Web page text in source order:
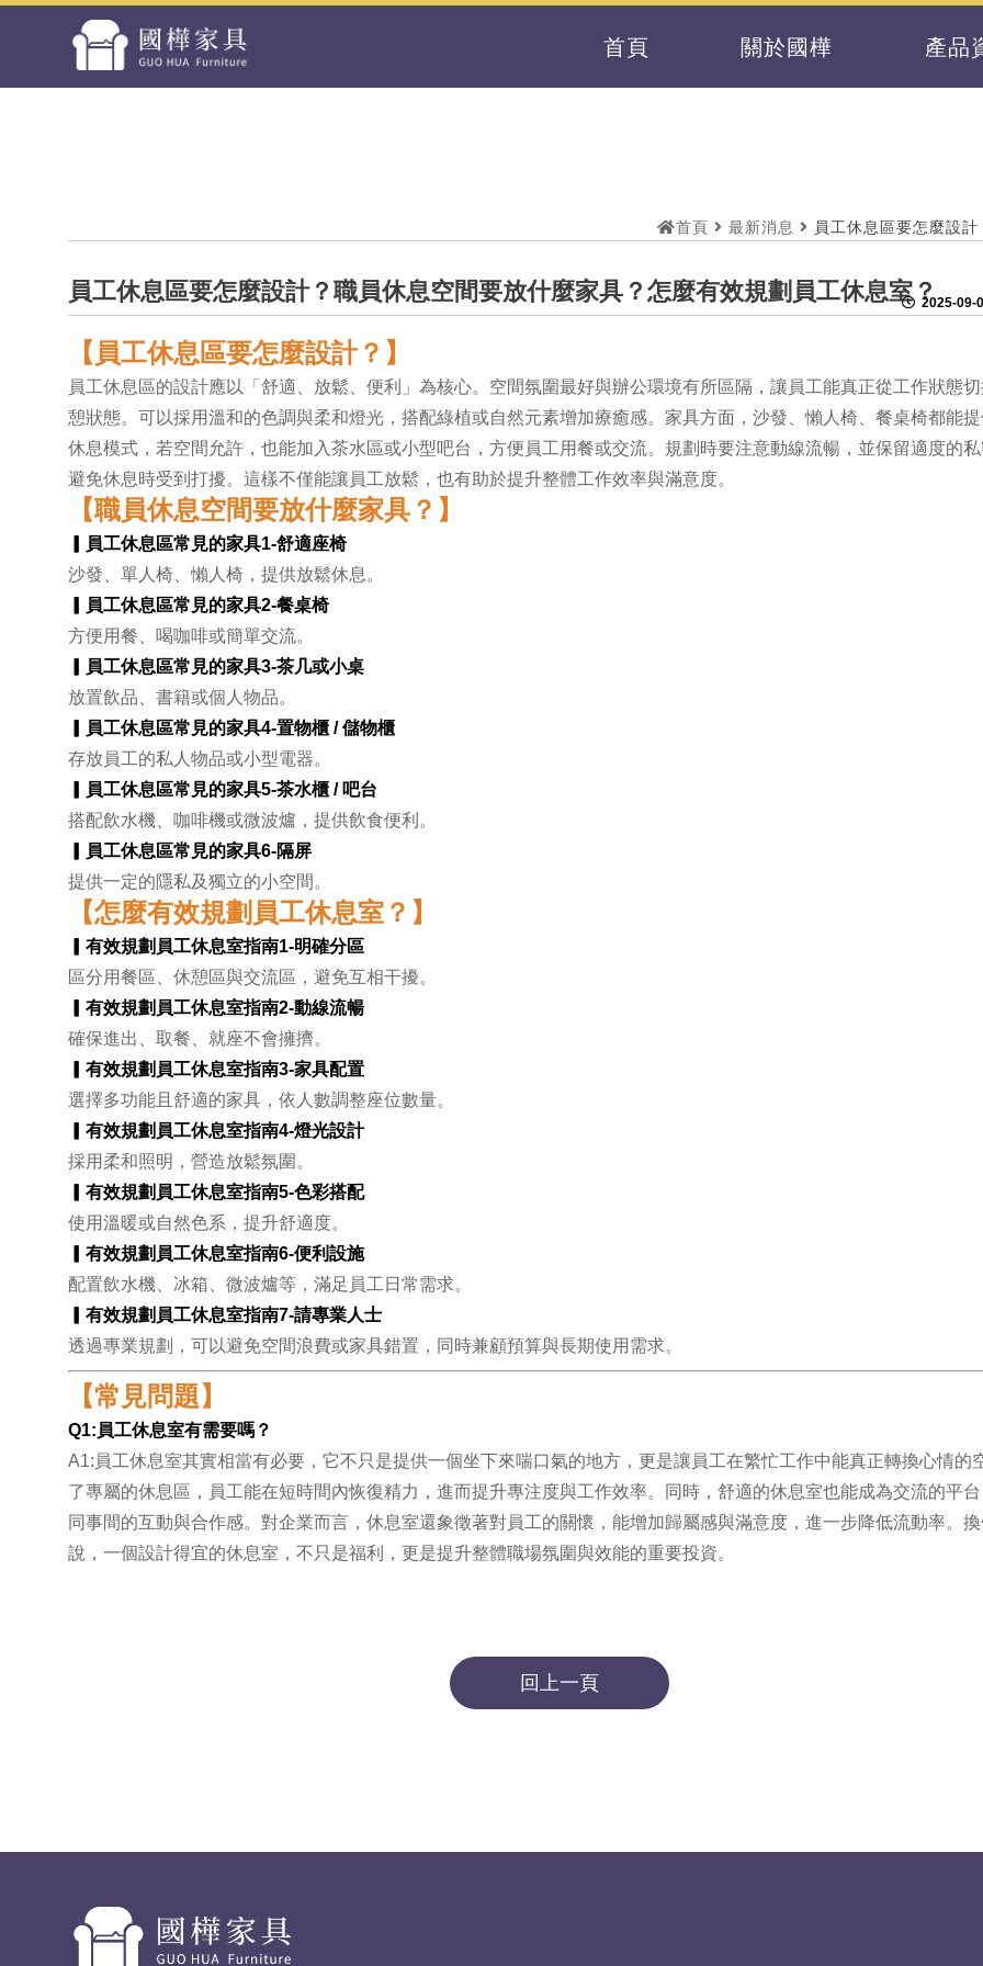
首頁 關於國樺 產品
首頁 最新消息 員工休息區要怎麼設
員工休息區要怎麼設計？職員休息空間要放什麼家具？怎麼有效規劃員工休息室？2025-09-
【員工休息區要怎麼設計？】
員工休息區的設計應以「舒適、放鬆、便利」為核心。空間氛圍最好與辦公環境有所區隔，讓員工能真正從工作狀態
憩狀態。可以採用溫和的色調與柔和燈光，搭配綠植或自然元素增加療癒感。家具方面，沙發、懶人椅、餐桌椅都能
休息模式，若空間允許，也能加入茶水區或小型吧台，方便員工用餐或交流。規劃時要注意動線流暢，並保留適度的
避免休息時受到打擾。這樣不僅能讓員工放鬆，也有助於提升整體工作效率與滿意度。
【職員休息空間要放什麼家具？】
▎員工休息區常見的家具1-舒適座椅
沙發、單人椅、懶人椅，提供放鬆休息。
▎員工休息區常見的家具2-餐桌椅
方便用餐、喝咖啡或簡單交流。
▎員工休息區常見的家具3-茶几或小桌
放置飲品、書籍或個人物品。
▎員工休息區常見的家具4-置物櫃 / 儲物櫃
存放員工的私人物品或小型電器。
▎員工休息區常見的家具5-茶水櫃 / 吧台
搭配飲水機、咖啡機或微波爐，提供飲食便利。
▎員工休息區常見的家具6-隔屏
提供一定的隱私及獨立的小空間。
【怎麼有效規劃員工休息室？】
▎有效規劃員工休息室指南1-明確分區
區分用餐區、休憩區與交流區，避免互相干擾。
▎有效規劃員工休息室指南2-動線流暢
確保進出、取餐、就座不會擁擠。
▎有效規劃員工休息室指南3-家具配置
選擇多功能且舒適的家具，依人數調整座位數量。
▎有效規劃員工休息室指南4-燈光設計
採用柔和照明，營造放鬆氛圍。
▎有效規劃員工休息室指南5-色彩搭配
使用溫暖或自然色系，提升舒適度。
▎有效規劃員工休息室指南6-便利設施
配置飲水機、冰箱、微波爐等，滿足員工日常需求。
▎有效規劃員工休息室指南7-請專業人士
透過專業規劃，可以避免空間浪費或家具錯置，同時兼顧預算與長期使用需求。
【常見問題】
Q1:員工休息室有需要嗎？
A1:員工休息室其實相當有必要，它不只是提供一個坐下來喘口氣的地方，更是讓員工在繁忙工作中能真正轉換心情的
了專屬的休息區，員工能在短時間內恢復精力，進而提升專注度與工作效率。同時，舒適的休息室也能成為交流的平
同事間的互動與合作感。對企業而言，休息室還象徵著對員工的關懷，能增加歸屬感與滿意度，進一步降低流動率。
說，一個設計得宜的休息室，不只是福利，更是提升整體職場氛圍與效能的重要投資。
回上一頁